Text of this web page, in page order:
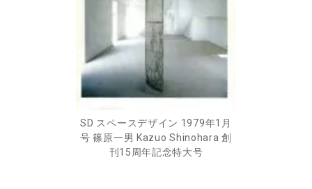
SD スペースデザイン 1979年1月
号 篠原一男 Kazuo Shinohara 創
刊15周年記念特大号